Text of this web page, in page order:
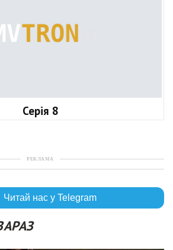
Серія 8
РЕКЛАМА
Читай нас у Telegram